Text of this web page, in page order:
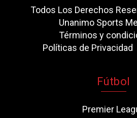
Todos Los Derechos
Unanimo Sports
Términos y
Políticas de Privacidad
Fútbol
Premier